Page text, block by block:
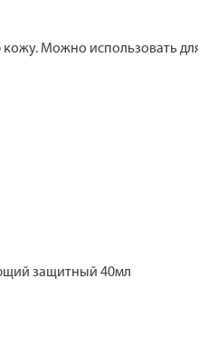
кожу. Можно использовать
защитный 40мл